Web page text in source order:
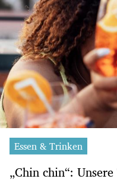
Essen & Trinken
„Chin chin“: